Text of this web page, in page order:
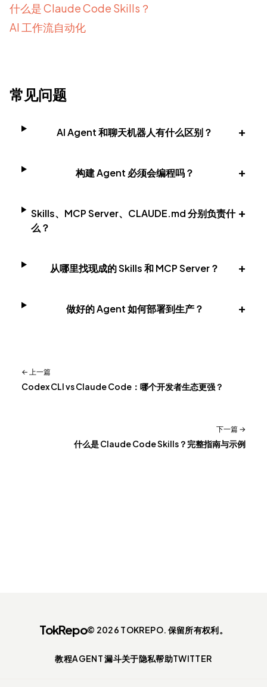
什么是 Claude Code Skills？
AI 工作流自动化
常见问题
AI Agent 和聊天机器人有什么区别？ +
构建 Agent 必须会编程吗？ +
Skills、MCP Server、CLAUDE.md 分别负责什
么？
+
从哪里找现成的 Skills 和 MCP Server？ +
做好的 Agent 如何部署到生产？ +
← 上一篇
Codex CLI vs Claude Code：哪个开发者生态更强？
下一篇 →
什么是 Claude Code Skills？完整指南与示例
TokRepo© 2026 TOKREPO. 保留所有权利。
教程AGENT 漏斗关于隐私帮助TWITTER